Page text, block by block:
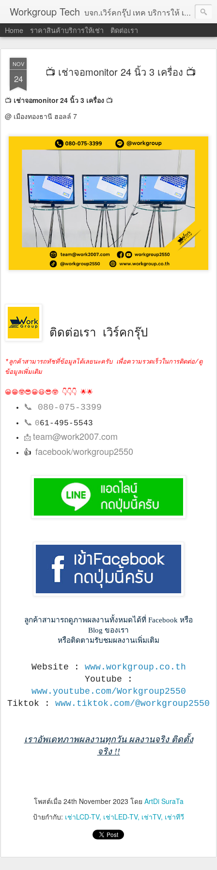
Workgroup Tech บจก.เวิร์คกรุ๊ป เทค บริการให้ เช่าคอมพิวเตอร์ โน้ตบุ๊ค โปรเจคเตอร์ ทีวีจอแบน จอทัชสกรีน ตู้คีออส วีดีโอวอล และอุปกรณ์อื่น ๆ บริการให้เช่าเป็น รายวัน
Home ราคาสินค้าบริการให้เช่า ติดต่อเรา
NOV
24 📺 เช่าจอmonitor 24 นิ้ว 3 เครื่อง 📺
📺 เช่าจอmonitor 24 นิ้ว 3 เครื่อง 📺
@ เมืองทองธานี ฮอลล์ 7
ติดต่อเรา เวิร์คกรุ๊ป
*ลูกค้าสามารถทัชที่ข้อมูลได้เลยนะครับ เพื่อความรวดเร็วในการติดต่อ/ดู
ข้อมูลเพิ่มเติม
😀😁🤓😎😀😃😎🤓 👇👇👇 🌟🌟
📞 080-075-3399
📞 061-495-5543
📩team@work2007.com
👍 facebook/workgroup2550
ลูกค้าสามารถดูภาพผลงานทั้งหมดได้ที่ Facebook หรือ
Blog ของเรา
หรือติดตามรับชมผลงานเพิ่มเติม
Website : www.workgroup.co.th
Youtube :
www.youtube.com/Workgroup2550
Tiktok : www.tiktok.com/@workgroup2550
เราอัพเดทภาพผลงานทุกวัน ผลงานจริง ติดตั้ง
จริง !!
โพสต์เมื่อ 24th November 2023 โดย ArtDi SuraTa
ป้ายกำกับ: เช่าLCD-TV เช่าLED-TV เช่าTV เช่าทีวี